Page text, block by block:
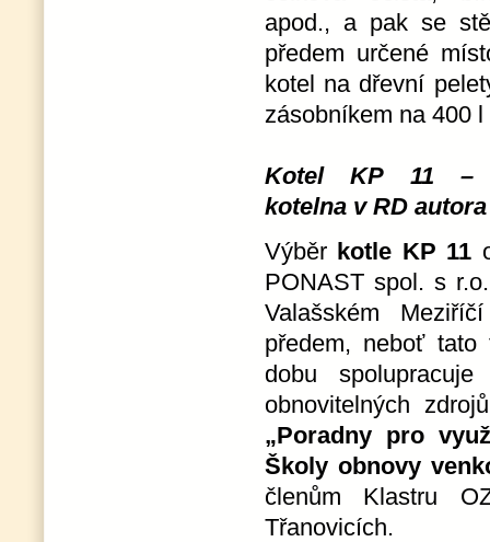
apod., a pak se
předem určené
kotel na dřevní
zásobníkem na 400 l
Kotel KP 11 –
kotelna v RD
Výběr kotle KP 11
PONAST spol. s
Valašském
předem, neboť tato
dobu
obnovitelných
„Poradny pro
Školy obnovy
členům Klastru
Třanovicích.